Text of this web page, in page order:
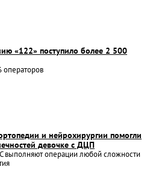
«122» поступило более 2 500
операторов
и нейрохирургии помогли
девочке с ДЦП
выполняют операции любой сложности